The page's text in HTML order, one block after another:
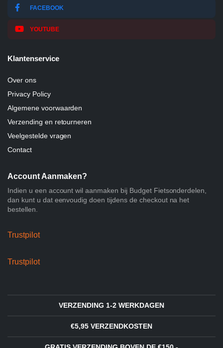
FACEBOOK
YOUTUBE
Klantenservice
Over ons
Privacy Policy
Algemene voorwaarden
Verzending en retourneren
Veelgestelde vragen
Contact
Account Aanmaken?
Indien u een account wil aanmaken bij Budget Fietsonderdelen,
dan kunt u dat eenvoudig doen tijdens de checkout na het
bestellen.
Trustpilot
Trustpilot
VERZENDING 1-2 WERKDAGEN
€5,95 VERZENDKOSTEN